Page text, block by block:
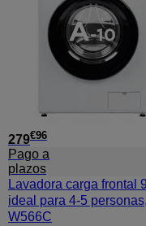
279€96
Pago a
plazos
Lavadora carga frontal
ideal para 4-5
W566C